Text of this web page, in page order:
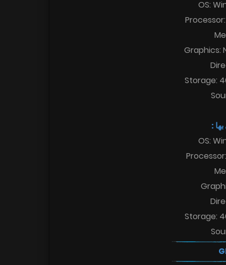
OS:
Graphics:
Storage:
:
OS:
Storage: